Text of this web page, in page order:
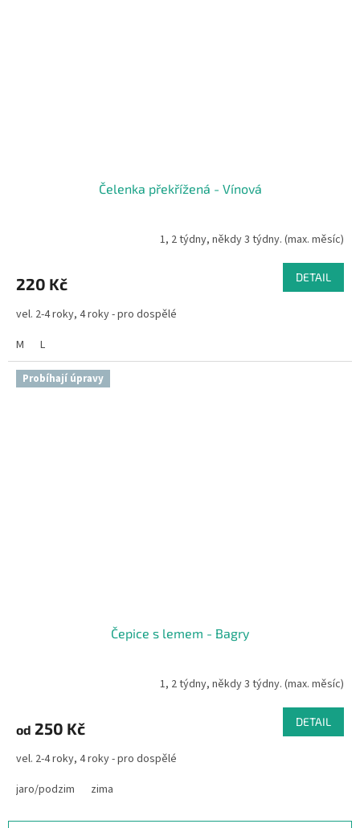
Čelenka překřížená - Vínová
1, 2 týdny, někdy 3 týdny. (max. měsíc)
220 Kč DETAIL
vel. 2-4 roky, 4 roky - pro dospělé
M
L
Probíhají úpravy
Čepice s lemem - Bagry
1, 2 týdny, někdy 3 týdny. (max. měsíc)
od 250 Kč DETAIL
vel. 2-4 roky, 4 roky - pro dospělé
jaro/podzim
zima